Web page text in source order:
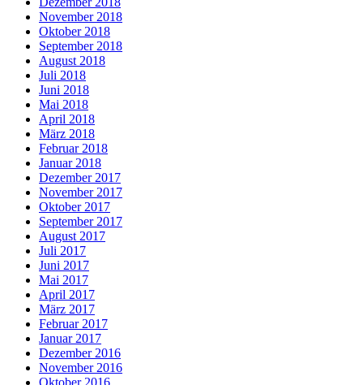
November 2018
Oktober 2018
September 2018
August 2018
Juli 2018
Juni 2018
Mai 2018
April 2018
März 2018
Februar 2018
Januar 2018
Dezember 2017
November 2017
Oktober 2017
September 2017
August 2017
Juli 2017
Juni 2017
Mai 2017
April 2017
März 2017
Februar 2017
Januar 2017
Dezember 2016
November 2016
Oktober 2016